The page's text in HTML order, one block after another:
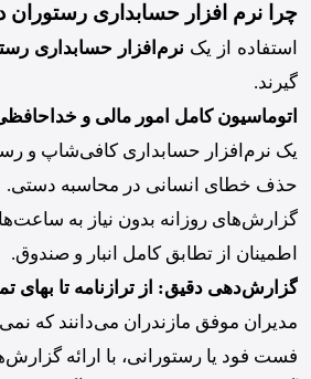
چرا نرم افزار حسابداری
استفاده از یک نرم‌افزار حسابداری
گیرند.
اتوماسیون کامل امور مالی و
یک نرم‌افزار حسابداری کافی‌شاپ و
حذف خطای انسانی در محاسبه دستی.
گزارش‌های روزانه بدون نیاز به
اطمینان از تطابق کامل انبار و صندوق.
گزارش‌دهی دقیق: از ترازنامه تا بهای
مدیران موفق مازندران می‌دانند که
فست فود یا رستورانی، با ارائه